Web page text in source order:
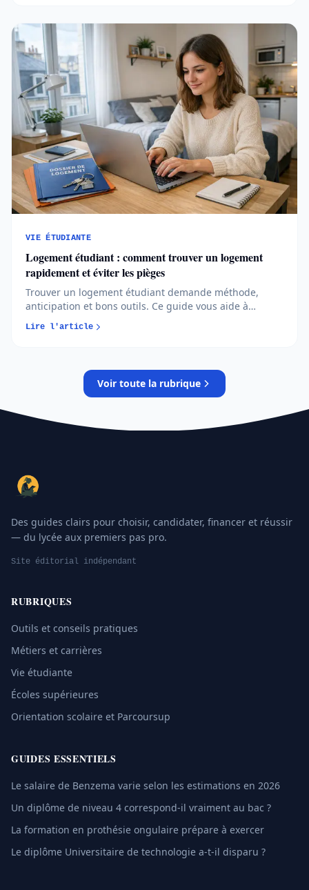
d’études...
VIE ÉTUDIANTE
Logement étudiant : comment trouver un logement
rapidement et éviter les pièges
Trouver un logement étudiant demande méthode,
anticipation et bons outils. Ce guide vous aide à
identifier les solutions fiables, à vous organiser
efficacement et à éviter les pièges les plus courants...
Lire l'article
Voir toute la rubrique
Des guides clairs pour choisir, candidater, financer et réussir
— du lycée aux premiers pas pro.
Site éditorial indépendant
RUBRIQUES
Outils et conseils pratiques
Métiers et carrières
Vie étudiante
Écoles supérieures
Orientation scolaire et Parcoursup
GUIDES ESSENTIELS
Le salaire de Benzema varie selon les estimations en 2026
Un diplôme de niveau 4 correspond-il vraiment au bac ?
La formation en prothésie ongulaire prépare à exercer
Le diplôme Universitaire de technologie a-t-il disparu ?